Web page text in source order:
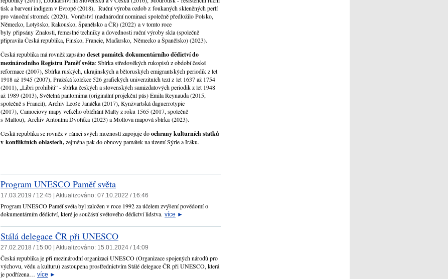
tisk a barvení indigem v Evropě (2018), Ruční výroba ozdob z foukaných skleněných perlí
pro vánoční stromek (2020), Vorařství (nadnárodní nominaci společně předložilo Polsko,
Německo, Lotyšsko, Rakousko, Španělsko a ČR) (2022) a v tomto roce
byly připsány Znalosti, řemeslné techniky a dovednosti ruční výroby skla (společně
připravila Česká republika, Finsko, Francie, Maďarsko, Německo a Španělsko) (2023).
Česká republika má rovněž zapsánodeset památek dokumentárního dědictví do
mezinárodního Registru Paměť světa: Sbírka středověkých rukopisů z období české
reformace (2007), Sbírka ruských, ukrajinských a běloruských emigrantských periodik z let
1918 až 1945 (2007), Pražská kolekce 526 grafických univerzitních tezí z let 1637 až 1754
(2011), „Libri prohibiti“ - sbírka českých a slovenských samizdatových periodik z let 1948
až 1989 (2013), Světelná pantomima (originální projekční pás) Émila Reynauda (2015,
společně s Francií), Archiv Leoše Janáčka (2017), Kynžvartská daguerrotypie
(2017), Camociovy mapy velkého obléhání Malty z roku 1565 (2017, společně
s Maltou), Archiv Antonína Dvořáka (2023) a Mollova mapová sbírka (2023).
Česká republika se rovněž v rámci svých možností zapojuje doochrany kulturních statků
v konfliktních oblastech,zejména pak do obnovy památek na území Sýrie a Iráku.
Program UNESCO Paměť světa
17.03.2019 / 12:45 | Aktualizováno: 07.10.2022 / 16:46
Program UNESCO Paměť světa byl založen v roce 1992 za účelem zvýšení povědomí o
dokumentárním dědictví, které je součástí světového dědictví lidstva. více ►
Stálá delegace ČR při UNESCO
27.02.2018 / 15:00 | Aktualizováno: 15.01.2024 / 14:09
Česká republika je při mezinárodní organizaci UNESCO (Organizace spojených národů pro
výchovu, vědu a kulturu) zastoupena prostřednictvím Stálé delegace ČR při UNESCO, která
je podřízena… více ►